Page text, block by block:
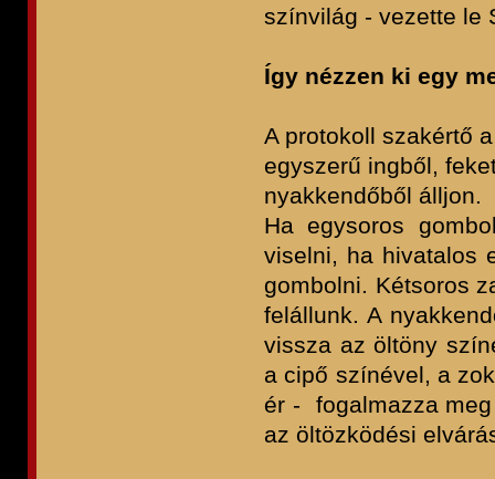
színvilág - vezette le
Így nézzen ki egy
A protokoll szakértő
egyszerű ingből,
nyakkendőből álljon.
Ha egysoros
viselni, ha hivatalos
gombolni. Kétsoros
felállunk. A
vissza az öltöny
a cipő színével, a
ér - fogalmazza
az öltözködési